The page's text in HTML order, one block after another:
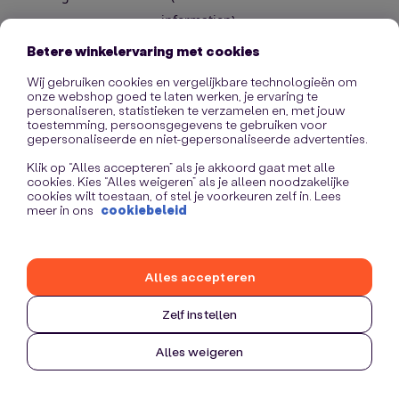
information).
Betere winkelervaring met cookies
Wij gebruiken cookies en vergelijkbare technologieën om
onze webshop goed te laten werken, je ervaring te
personaliseren, statistieken te verzamelen en, met jouw
toestemming, persoonsgegevens te gebruiken voor
gepersonaliseerde en niet-gepersonaliseerde advertenties.
Klik op “Alles accepteren” als je akkoord gaat met alle
cookies. Kies “Alles weigeren” als je alleen noodzakelijke
cookies wilt toestaan, of stel je voorkeuren zelf in. Lees
meer in ons cookiebeleid
Zelf instellen
Alles weigeren
Alles accepteren